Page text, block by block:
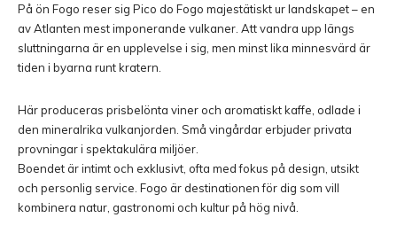
På ön Fogo reser sig Pico do Fogo majestätiskt ur landskapet – en
av Atlanten mest imponerande vulkaner. Att vandra upp längs
sluttningarna är en upplevelse i sig, men minst lika minnesvärd är
tiden i byarna runt kratern.
Här produceras prisbelönta viner och aromatiskt kaffe, odlade i
den mineralrika vulkanjorden. Små vingårdar erbjuder privata
provningar i spektakulära miljöer.
Boendet är intimt och exklusivt, ofta med fokus på design, utsikt
och personlig service. Fogo är destinationen för dig som vill
kombinera natur, gastronomi och kultur på hög nivå.